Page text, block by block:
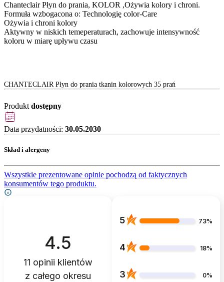
Chanteclair Płyn do prania, KOLOR ,Ożywia kolory i chroni.
Formuła wzbogacona o: Technologię color-Care
Ożywia i chroni kolory
Aktywny w niskich temeperaturach, zachowuje intensywność
koloru w miarę upływu czasu
CHANTECLAIR Płyn do prania tkanin kolorowych 35 prań
Produkt dostępny
Data przydatności: 30.05.2030
Skład i alergeny
Wszystkie prezentowane opinie pochodzą od faktycznych
konsumentów tego produktu.
4.5
11 opinii klientów
z całego okresu
5 73%
4 18%
3 0%